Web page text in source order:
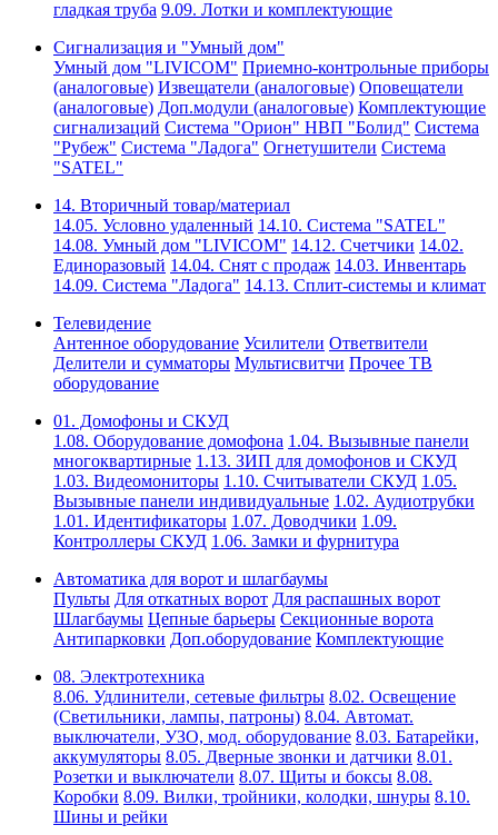
гладкая труба 9.09. Лотки и комплектующие
Сигнализация и "Умный дом"
Умный дом "LIVICOM" Приемно-контрольные приборы
(аналоговые) Извещатели (аналоговые) Оповещатели
(аналоговые) Доп.модули (аналоговые) Комплектующие
сигнализаций Система "Орион" НВП "Болид" Система
"Рубеж" Система "Ладога" Огнетушители Система
"SATEL"
14. Вторичный товар/материал
14.05. Условно удаленный 14.10. Система "SATEL"
14.08. Умный дом "LIVICOM" 14.12. Счетчики 14.02.
Единоразовый 14.04. Снят с продаж 14.03. Инвентарь
14.09. Система "Ладога" 14.13. Сплит-системы и климат
Телевидение
Антенное оборудование Усилители Ответвители
Делители и сумматоры Мультисвитчи Прочее ТВ
оборудование
01. Домофоны и СКУД
1.08. Оборудование домофона 1.04. Вызывные панели
многоквартирные 1.13. ЗИП для домофонов и СКУД
1.03. Видеомониторы 1.10. Считыватели СКУД 1.05.
Вызывные панели индивидуальные 1.02. Аудиотрубки
1.01. Идентификаторы 1.07. Доводчики 1.09.
Контроллеры СКУД 1.06. Замки и фурнитура
Автоматика для ворот и шлагбаумы
Пульты Для откатных ворот Для распашных ворот
Шлагбаумы Цепные барьеры Секционные ворота
Антипарковки Доп.оборудование Комплектующие
08. Электротехника
8.06. Удлинители, сетевые фильтры 8.02. Освещение
(Светильники, лампы, патроны) 8.04. Автомат.
выключатели, УЗО, мод. оборудование 8.03. Батарейки,
аккумуляторы 8.05. Дверные звонки и датчики 8.01.
Розетки и выключатели 8.07. Щиты и боксы 8.08.
Коробки 8.09. Вилки, тройники, колодки, шнуры 8.10.
Шины и рейки